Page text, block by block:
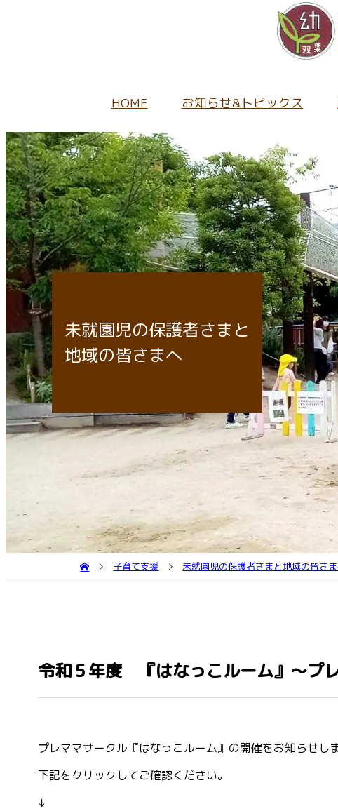
HOME お知らせ&トピックス
園からの
ふたば通信
未就園児
子育て支
入園に関
当園のご
教育理念
園長メ
園の概要
当園の
アクセス
在園児
情報公開
個人情
未就園児
地域の皆
未就園
子育て
未就園
子育て
たねっ
園庭開
子育て
幼稚園へ
入園に
募集要項
入園に
入園ま
入園に
開園時
給食に
送迎バ
キッズ
1日の流れ
キッズ
キッズ
キッズ
採用情
正職員
パート
当園の
採用に
教職員
保育内
持ち物
給食に
入園に
キッズ
採用に
未就園児の保護者さまと
地域の皆さまへ
子育て支援 未就園児の保護者さまと地域の皆さ
令和５年度 『はなっこルーム』～プ
プレママサークル『はなっこルーム』の開催をお知らせしま
下記をクリックしてご確認ください。
↓